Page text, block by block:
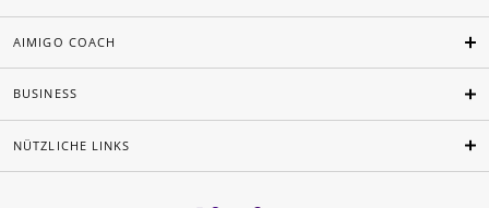
AIMIGO COACH
BUSINESS
NÜTZLICHE LINKS